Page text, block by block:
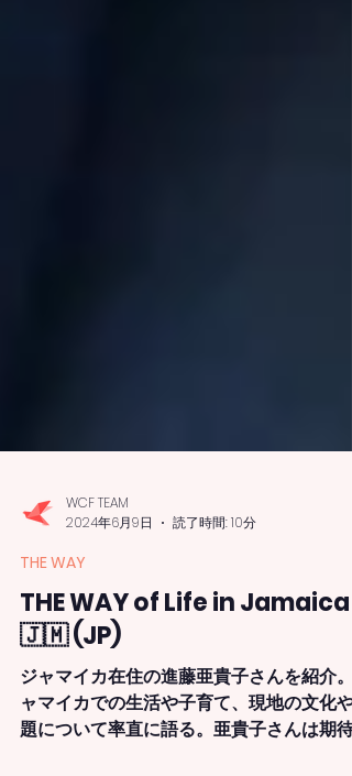
WCF TEAM
2024年6月9日
読了時間: 10分
THE WAY
THE WAY of Life in Jamaica
🇯🇲 (JP)
ジャマイカ在住の進藤亜貴子さんを紹介。